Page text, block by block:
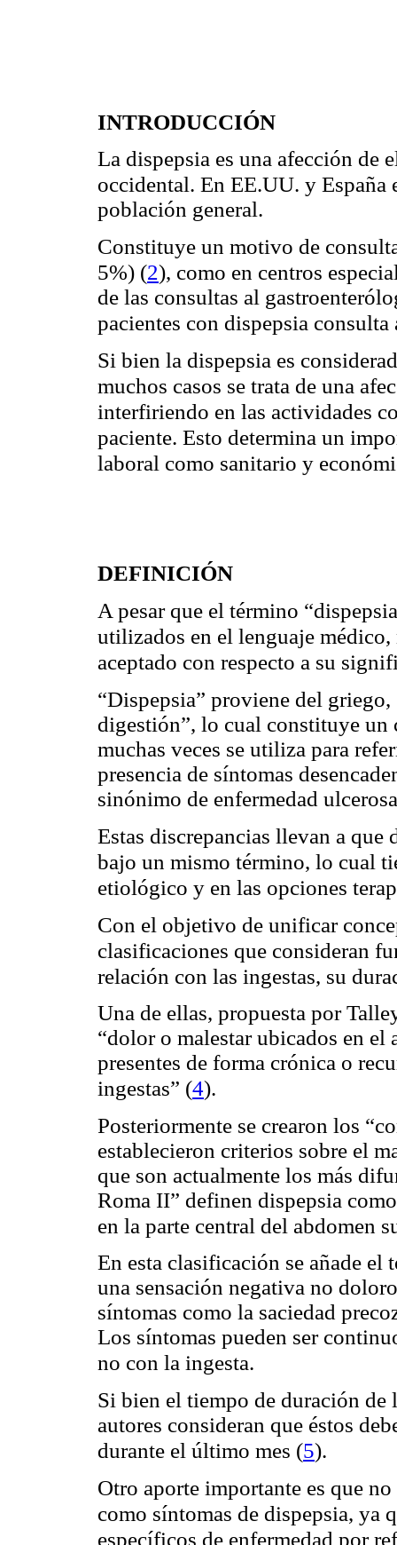
INTRODUCCIÓN
La dispepsia es una afección de
occidental. En EE.UU. y
población general.
Constituye un motivo de
5%) (2), como en centros
de las consultas al
pacientes con dispepsia
Si bien la dispepsia es
muchos casos se trata de una
interfiriendo en las actividades
paciente. Esto determina un
laboral como sanitario y
DEFINICIÓN
A pesar que el término
utilizados en el lenguaje
aceptado con respecto a su
“Dispepsia” proviene del
digestión”, lo cual constituye
muchas veces se utiliza para
presencia de síntomas
sinónimo de enfermedad
Estas discrepancias llevan a que
bajo un mismo término, lo cual
etiológico y en las opciones
Con el objetivo de unificar
clasificaciones que consideran
relación con las ingestas, su
Una de ellas, propuesta por
“dolor o malestar ubicados en el
presentes de forma crónica o
ingestas” (4).
Posteriormente se crearon los
establecieron criterios sobre el
que son actualmente los más
Roma II” definen dispepsia
en la parte central del abdomen
En esta clasificación se añade el
una sensación negativa no
síntomas como la saciedad
Los síntomas pueden ser
no con la ingesta.
Si bien el tiempo de duración de
autores consideran que éstos
durante el último mes (5).
Otro aporte importante es que
como síntomas de dispepsia, ya
específicos de enfermedad por